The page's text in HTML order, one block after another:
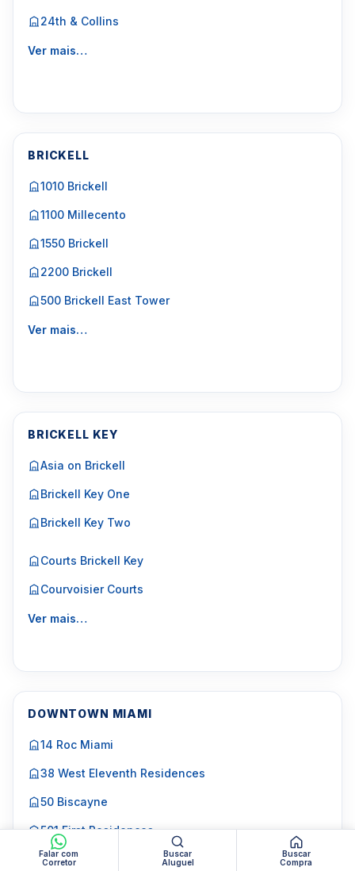
24th & Collins
Ver mais…
BRICKELL
1010 Brickell
1100 Millecento
1550 Brickell
2200 Brickell
500 Brickell East Tower
Ver mais…
BRICKELL KEY
Asia on Brickell
Brickell Key One
Brickell Key Two
Courts Brickell Key
Courvoisier Courts
Ver mais…
DOWNTOWN MIAMI
14 Roc Miami
38 West Eleventh Residences
50 Biscayne
501 First Residences
600 Miami World Center
Falar com
Corretor
Buscar
Aluguel
Buscar
Compra